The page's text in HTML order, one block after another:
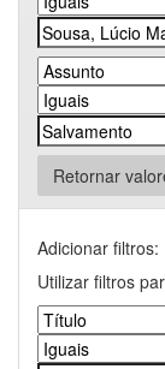
Retornar
Adicionar filtros:
Utilizar filtros